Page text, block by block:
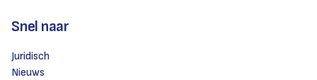
Snel naar
Juridisch
Nieuws